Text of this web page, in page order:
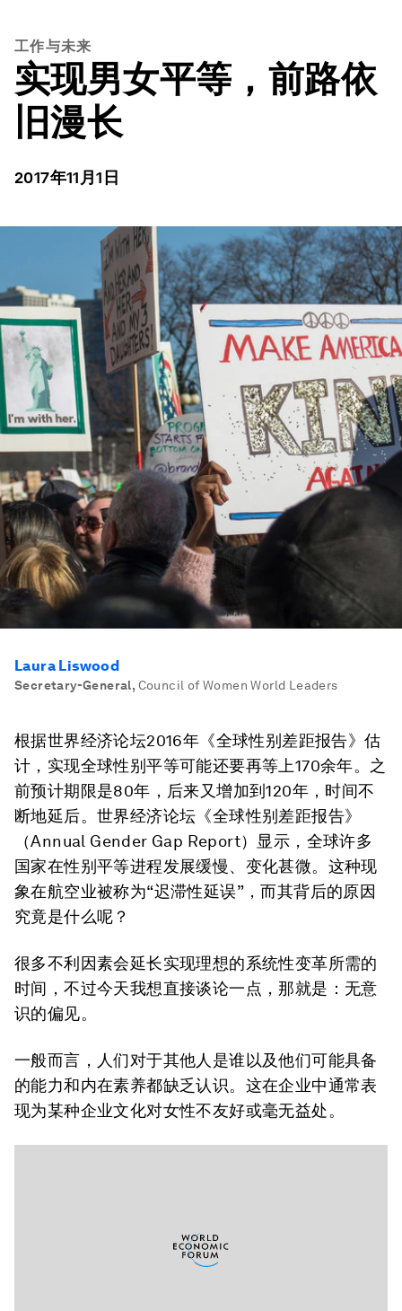
工作与未来
实现男女平等，前路依
旧漫长
2017年11月1日
Laura Liswood
Secretary-General, Council of Women World Leaders
根据世界经济论坛2016年《全球性别差距报告》估
计，实现全球性别平等可能还要再等上170余年。之
前预计期限是80年，后来又增加到120年，时间不
断地延后。世界经济论坛《全球性别差距报告》
（Annual Gender Gap Report）显示，全球许多
国家在性别平等进程发展缓慢、变化甚微。这种现
象在航空业被称为“迟滞性延误”，而其背后的原因
究竟是什么呢？
很多不利因素会延长实现理想的系统性变革所需的
时间，不过今天我想直接谈论一点，那就是：无意
识的偏见。
一般而言，人们对于其他人是谁以及他们可能具备
的能力和内在素养都缺乏认识。这在企业中通常表
现为某种企业文化对女性不友好或毫无益处。